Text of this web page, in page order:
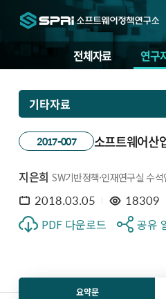
전체자료 연구
기타자료
2017-007 소프트웨어산
지은희 SW기반정책·인재연구실 수
2018.03.05 18309
PDF 다운로드
공유
요약문